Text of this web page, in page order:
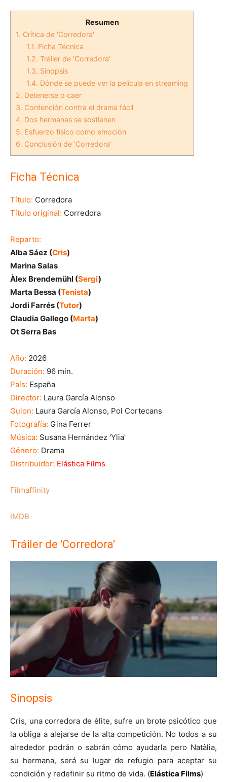
Resumen
1. Crítica de 'Corredora'
1.1. Ficha Técnica
1.2. Tráiler de 'Corredora'
1.3. Sinopsis
1.4. Dónde se puede ver la película en streaming
2. Detenerse o caer
3. Contención contra el drama fácil
4. Dos hermanas se sostienen
5. Esfuerzo físico como emoción
6. Conclusión de 'Corredora'
Ficha Técnica
Título: Corredora
Título original: Corredora
Reparto:
Alba Sáez (Cris)
Marina Salas
Àlex Brendemühl (Sergi)
Marta Bessa (Tenista)
Jordi Farrés (Tutor)
Claudia Gallego (Marta)
Ot Serra Bas
Año: 2026
Duración: 96 min.
País: España
Director: Laura García Alonso
Guion: Laura García Alonso, Pol Cortecans
Fotografía: Gina Ferrer
Música: Susana Hernández 'Ylia'
Género: Drama
Distribuidor: Elástica Films
Filmaffinity
IMDB
Tráiler de 'Corredora'
Sinopsis
Cris, una corredora de élite, sufre un brote psicótico que
la obliga a alejarse de la alta competición. No todos a su
alrededor podrán o sabrán cómo ayudarla pero Natàlia,
su hermana, será su lugar de refugio para aceptar su
condición y redefinir su ritmo de vida. (Elástica Films)